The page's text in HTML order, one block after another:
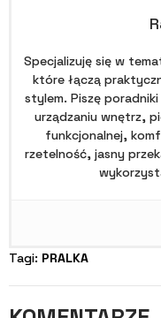
Specjalizuję się w
które łączą
stylem. Piszę
urządzaniu wnętrz,
funkcjonalnej,
rzetelność, jasny
Tagi: PRALKA